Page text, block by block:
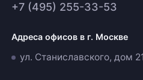
+7 (495) 255-33-53
Адреса офисов в г. Москве
ул. Станиславского, дом